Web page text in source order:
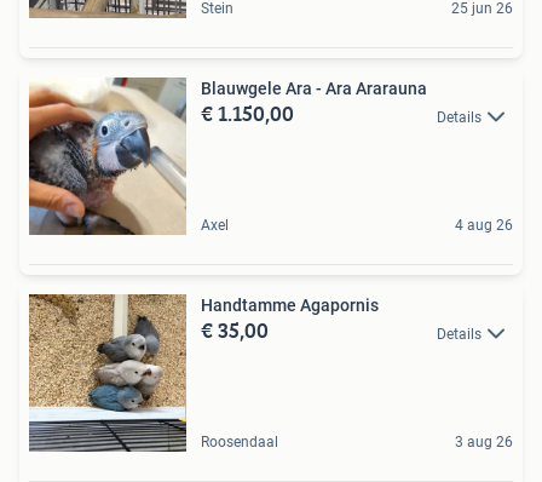
Stein 25 jun 26
Blauwgele Ara - Ara Ararauna
€ 1.150,00 Details
Axel 4 aug 26
Handtamme Agapornis
€ 35,00 Details
Roosendaal 3 aug 26